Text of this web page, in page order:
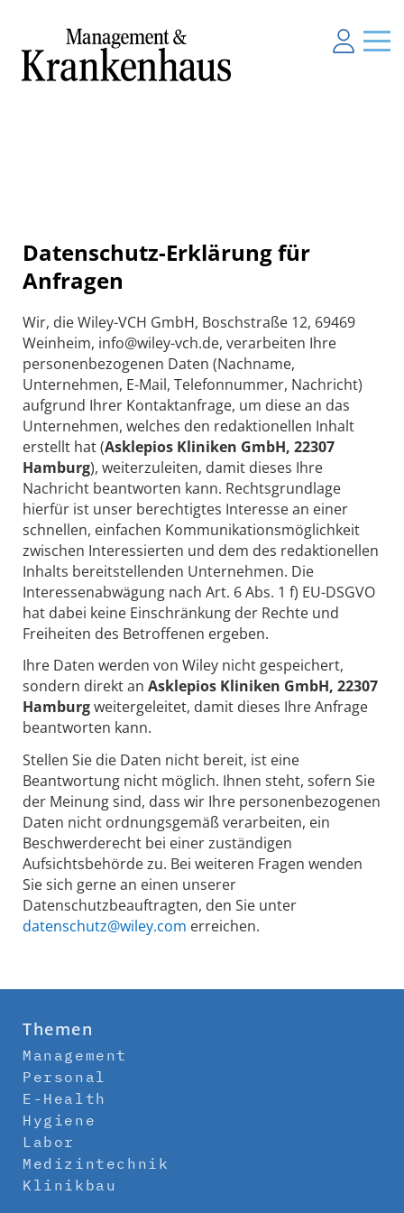
Datenschutz-Erklärung für
Anfragen
Wir, die Wiley-VCH GmbH, Boschstraße 12, 69469
Weinheim, info@wiley-vch.de, verarbeiten Ihre
personenbezogenen Daten (Nachname,
Unternehmen, E-Mail, Telefonnummer, Nachricht)
aufgrund Ihrer Kontaktanfrage, um diese an das
Unternehmen, welches den redaktionellen Inhalt
erstellt hat (Asklepios Kliniken GmbH, 22307
Hamburg), weiterzuleiten, damit dieses Ihre
Nachricht beantworten kann. Rechtsgrundlage
hierfür ist unser berechtigtes Interesse an einer
schnellen, einfachen Kommunikationsmöglichkeit
zwischen Interessierten und dem des redaktionellen
Inhalts bereitstellenden Unternehmen. Die
Interessenabwägung nach Art. 6 Abs. 1 f) EU-DSGVO
hat dabei keine Einschränkung der Rechte und
Freiheiten des Betroffenen ergeben.
Ihre Daten werden von Wiley nicht gespeichert,
sondern direkt an Asklepios Kliniken GmbH, 22307
Hamburgweitergeleitet, damit dieses Ihre Anfrage
beantworten kann.
Stellen Sie die Daten nicht bereit, ist eine
Beantwortung nicht möglich. Ihnen steht, sofern Sie
der Meinung sind, dass wir Ihre personenbezogenen
Daten nicht ordnungsgemäß verarbeiten, ein
Beschwerderecht bei einer zuständigen
Aufsichtsbehörde zu. Bei weiteren Fragen wenden
Sie sich gerne an einen unserer
Datenschutzbeauftragten, den Sie unter
datenschutz@wiley.com erreichen.
Themen
Management
Personal
E-Health
Hygiene
Labor
Medizintechnik
Klinikbau